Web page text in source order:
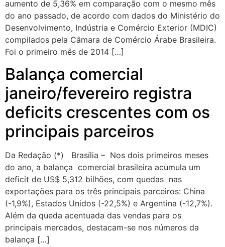
aumento de 5,36% em comparação com o mesmo mês
do ano passado, de acordo com dados do Ministério do
Desenvolvimento, Indústria e Comércio Exterior (MDIC)
compilados pela Câmara de Comércio Árabe Brasileira.
Foi o primeiro mês de 2014 […]
Balança comercial
janeiro/fevereiro registra
deficits crescentes com os
principais parceiros
Da Redação (*) Brasília – Nos dois primeiros meses
do ano, a balança comercial brasileira acumula um
deficit de US$ 5,312 bilhões, com quedas nas
exportações para os três principais parceiros: China
(-1,9%), Estados Unidos (-22,5%) e Argentina (-12,7%).
Além da queda acentuada das vendas para os
principais mercados, destacam-se nos números da
balança […]